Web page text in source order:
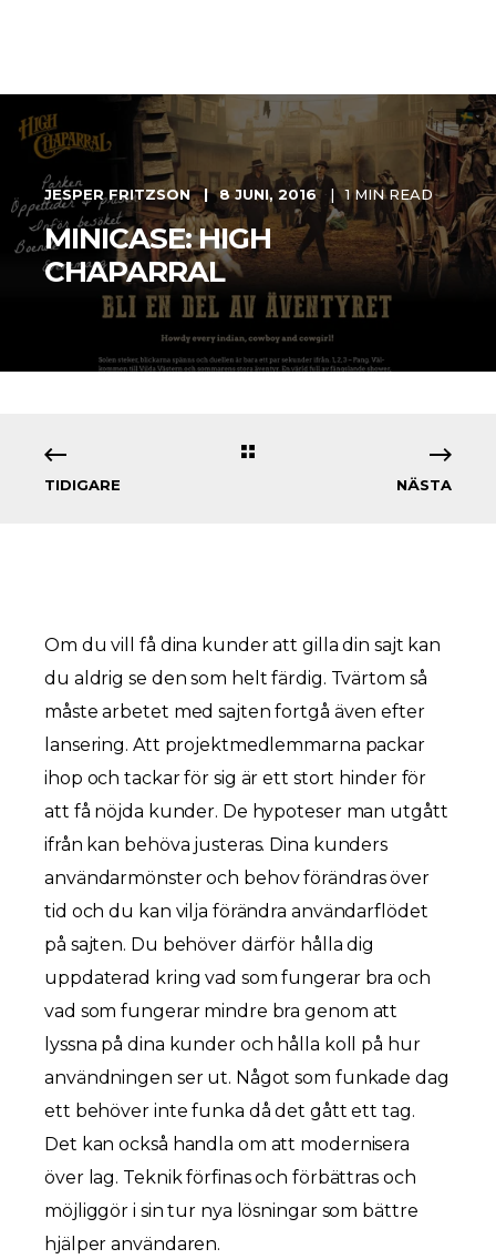
JESPER FRITZSON 8 JUNI, 2016 1 MIN READ
MINICASE: HIGH
CHAPARRAL
TIDIGARE NÄSTA
Om du vill få dina kunder att gilla din sajt kan
du aldrig se den som helt färdig. Tvärtom så
måste arbetet med sajten fortgå även efter
lansering. Att projektmedlemmarna packar
ihop och tackar för sig är ett stort hinder för
att få nöjda kunder. De hypoteser man utgått
ifrån kan behöva justeras. Dina kunders
användarmönster och behov förändras över
tid och du kan vilja förändra användarflödet
på sajten. Du behöver därför hålla dig
uppdaterad kring vad som fungerar bra och
vad som fungerar mindre bra genom att
lyssna på dina kunder och hålla koll på hur
användningen ser ut. Något som funkade dag
ett behöver inte funka då det gått ett tag.
Det kan också handla om att modernisera
över lag. Teknik förfinas och förbättras och
möjliggör i sin tur nya lösningar som bättre
hjälper användaren.